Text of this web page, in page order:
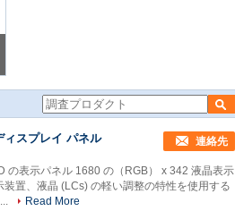
スプレイ パネル
連絡先
の表示パネル 1680 の（RGB） x 342 液晶表示
置、液晶 (LCs) の軽い調整の特性を使用する
Read More